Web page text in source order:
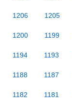
1206 1205
1200 1199
1194 1193
1188 1187
1182 1181